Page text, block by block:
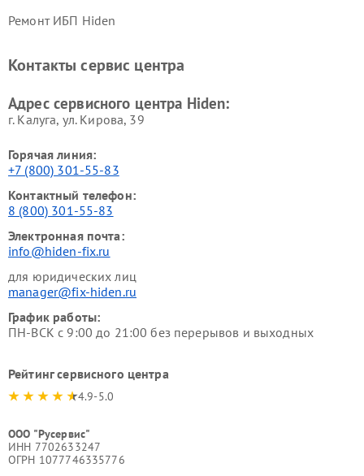
Ремонт ИБП Hiden
Контакты сервис центра
Адрес сервисного центра Hiden:
г. Калуга, ул. Кирова, 39
Горячая линия:
+7 (800) 301-55-83
Контактный телефон:
8 (800) 301-55-83
Электронная почта:
info@hiden-fix.ru
для юридических лиц
manager@fix-hiden.ru
График работы:
ПН-ВСК с 9:00 до 21:00 без перерывов и выходных
Рейтинг сервисного центра
4.9-5.0
ООО "Русервис"
ИНН 7702633247
ОГРН 1077746335776